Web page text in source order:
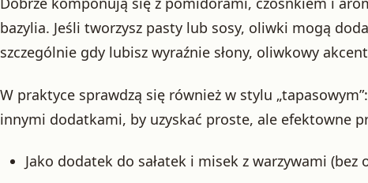
bazylia. Jeśli tworzysz pasty lub sosy, oliwki mogą
szczególnie gdy lubisz wyraźnie słony, oliwkowy
W praktyce sprawdzą się również w stylu
innymi dodatkami, by uzyskać proste, ale efektowne
Jako dodatek do sałatek i misek z warzywami (bez